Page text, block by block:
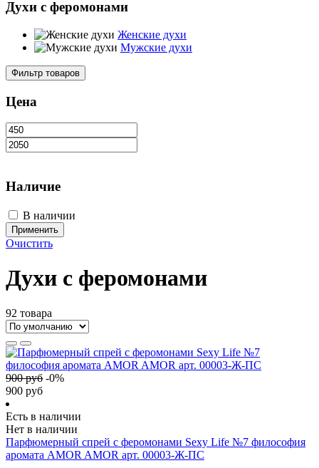
Духи с феромонами
Женские духи
Мужские духи
Фильтр товаров
Цена
Наличие
В наличии
Применить
Очистить
Духи с феромонами
92 товара
900руб -0%
900 руб
Есть в наличии
Нет в наличии
Парфюмерный спрей с феромонами Sexy Life №7 философия
аромата AMOR AMOR арт. 00003-Ж-ПС